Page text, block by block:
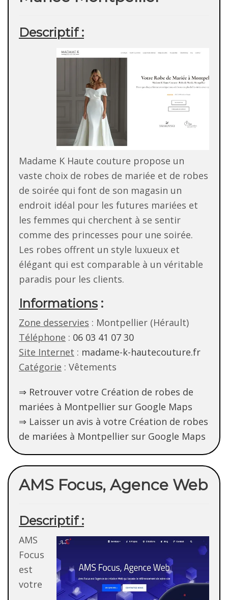
Descriptif :
Madame K Haute couture propose un
vaste choix de robes de mariée et de robes
de soirée qui font de son magasin un
endroit idéal pour les futures mariées et
les femmes qui cherchent à se sentir
comme des princesses pour une soirée.
Les robes offrent un style luxueux et
élégant qui est comparable à un véritable
paradis pour les clients.
Informations :
Zone desservies : Montpellier (Hérault)
Téléphone : 06 03 41 07 30
Site Internet : madame-k-hautecouture.fr
Catégorie : Vêtements
⇒ Retrouver votre Création de robes de
mariées à Montpellier sur Google Maps
⇒ Laisser un avis à votre Création de robes
de mariées à Montpellier sur Google Maps
AMS Focus, Agence Web
Descriptif :
AMS
Focus
est
votre